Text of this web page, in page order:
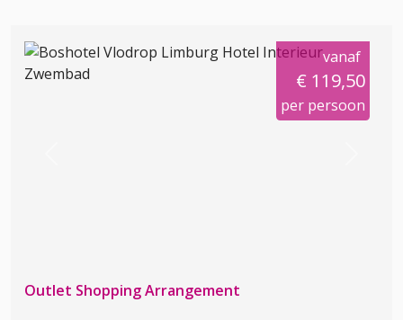
vanaf
€ 119,50
per persoon
Outlet Shopping Arrangement